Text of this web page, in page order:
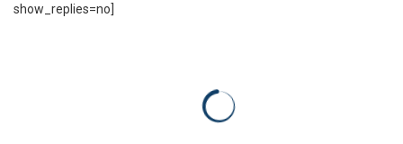
show_replies=no]